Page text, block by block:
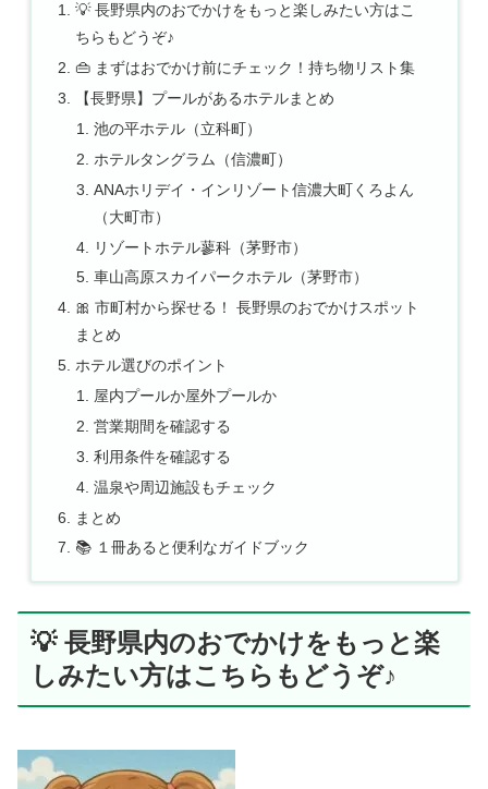
💡 長野県内のおでかけをもっと楽しみたい方はこ
ちらもどうぞ♪
👜 まずはおでかけ前にチェック！持ち物リスト集
【長野県】プールがあるホテルまとめ
池の平ホテル（立科町）
ホテルタングラム（信濃町）
ANAホリデイ・インリゾート信濃大町くろよん
（大町市）
リゾートホテル蓼科（茅野市）
車山高原スカイパークホテル（茅野市）
🎀 市町村から探せる！ 長野県のおでかけスポット
まとめ
ホテル選びのポイント
屋内プールか屋外プールか
営業期間を確認する
利用条件を確認する
温泉や周辺施設もチェック
まとめ
📚 １冊あると便利なガイドブック
💡 長野県内のおでかけをもっと楽
しみたい方はこちらもどうぞ♪